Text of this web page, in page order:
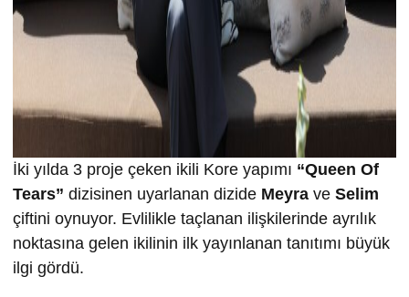
İki yılda 3 proje çeken ikili Kore yapımı “Queen Of
Tears” dizisinen uyarlanan dizide Meyra ve Selim
çiftini oynuyor. Evlilikle taçlanan ilişkilerinde ayrılık
noktasına gelen ikilinin ilk yayınlanan tanıtımı büyük
ilgi gördü.